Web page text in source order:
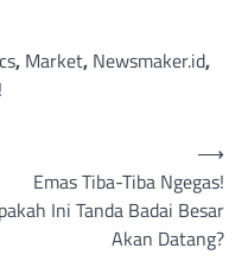
, Market, Newsmaker.id,
Emas Tiba-Tiba Ngegas!
Ini Tanda Badai Besar
Akan Datang?
⟶